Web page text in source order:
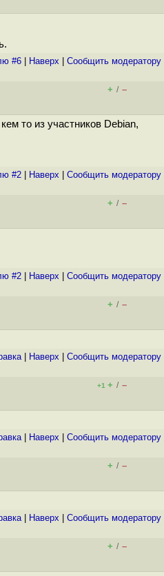
#6 Наверх Cообщить модератору
+ / –
то из участников Debian,
#2 Наверх Cообщить модератору
+ / –
#2 Наверх Cообщить модератору
+ / –
| Наверх Cообщить модератору
+1 + / –
| Наверх Cообщить модератору
+ / –
| Наверх Cообщить модератору
+ / –